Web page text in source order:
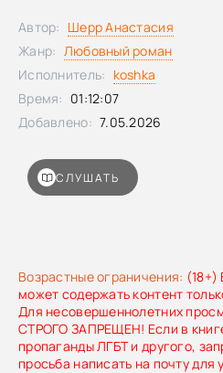
того, кто по-прежнему считает
Возрастные ограничения: (18+)
может содержать контент
Для несовершеннолетних
СТРОГО ЗАПРЕЩЕН! Если в
пропаганды ЛГБТ и другого,
просьба написать на почту для
СЛУШАТЬ
Автор: Шерр Анастасия
Жанр: Любовный роман
Исполнитель: koshka
Время: 01:12:07
Добавлено: 7.05.2026